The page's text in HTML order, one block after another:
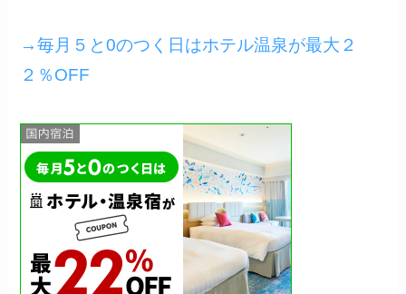
→毎月５と0のつく日はホテル温泉が最大２
２％OFF